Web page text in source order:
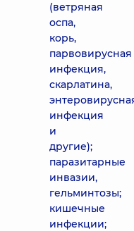
(ветряная
оспа,
корь,
парвовирусная
инфекция,
скарлатина,
инфекция
и
другие);
паразитарные
инвазии,
гельминтозы;
кишечные
инфекции;